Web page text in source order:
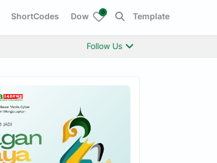
ShortCodes Download This Template
0
Follow Us